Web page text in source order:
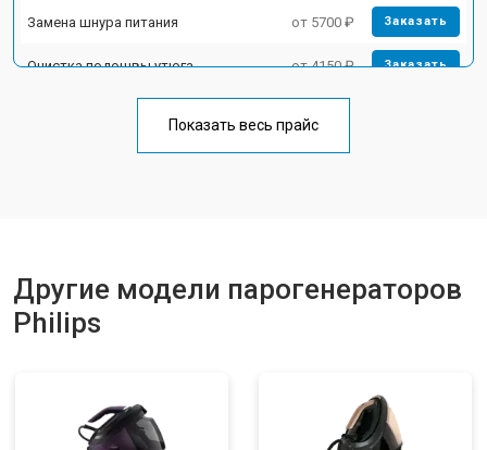
Замена шнура питания от 5700 ₽ Заказать
Очистка подошвы утюга от 4150 ₽ Заказать
Корпусный ремонт (замена резинок,
Профилактическая чистка от 4700 ₽
Показать весь прайс
Другие модели парогенераторов
Philips